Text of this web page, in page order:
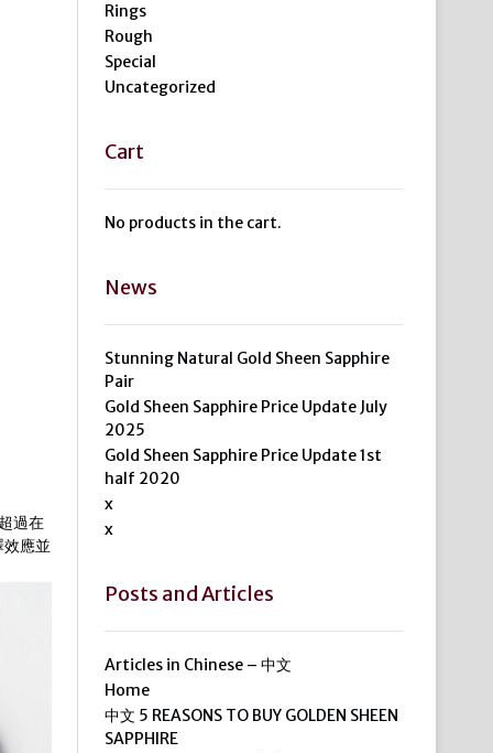
過在
應並
Rings
Rough
Special
Uncategorized
Cart
No products in the cart.
News
Stunning Natural Gold Sheen Sapphire
Pair
Gold Sheen Sapphire Price Update July
2025
Gold Sheen Sapphire Price Update 1st
half 2020
x
x
Posts and Articles
Articles in Chinese – 中文
Home
中文 5 REASONS TO BUY GOLDEN SHEEN
SAPPHIRE